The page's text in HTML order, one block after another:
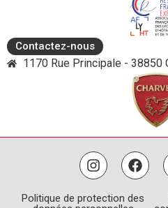
Contactez-nous
1170 Rue Principale - 38850
Politique de protection des